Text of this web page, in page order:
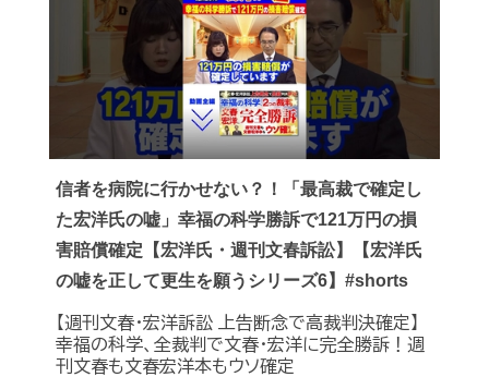
信者を病院に行かせない？！「最高裁で確定し
た宏洋氏の嘘」幸福の科学勝訴で121万円の損
害賠償確定【宏洋氏・週刊文春訴訟】【宏洋氏
の嘘を正して更生を願うシリーズ6】#shorts
【週刊文春・宏洋訴訟 上告断念で高裁判決確定】
幸福の科学、全裁判で文春・宏洋に完全勝訴！週
刊文春も文春宏洋本もウソ確定